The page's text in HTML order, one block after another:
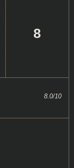
8
8.0/10